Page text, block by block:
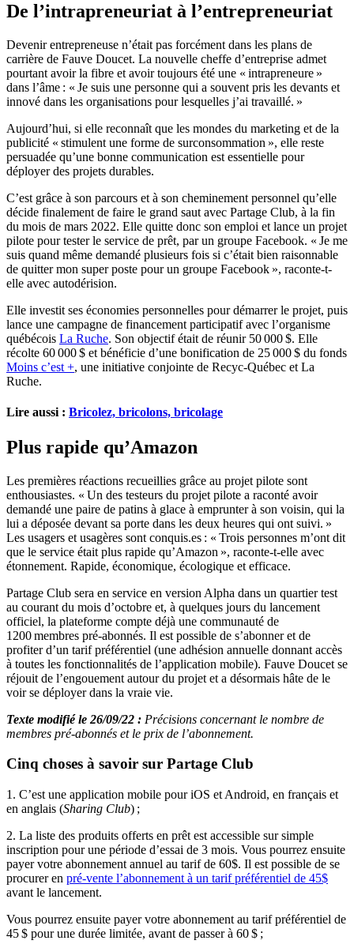
De l’intrapreneuriat à l’entrepreneuriat
Devenir entrepreneuse n’était pas forcément dans les plans de
carrière de Fauve Doucet. La nouvelle cheffe d’entreprise admet
pourtant avoir la fibre et avoir toujours été une « intrapreneure »
dans l’âme : « Je suis une personne qui a souvent pris les devants et
innové dans les organisations pour lesquelles j’ai travaillé. »
Aujourd’hui, si elle reconnaît que les mondes du marketing et de la
publicité « stimulent une forme de surconsommation », elle reste
persuadée qu’une bonne communication est essentielle pour
déployer des projets durables.
C’est grâce à son parcours et à son cheminement personnel qu’elle
décide finalement de faire le grand saut avec Partage Club, à la fin
du mois de mars 2022. Elle quitte donc son emploi et lance un projet
pilote pour tester le service de prêt, par un groupe Facebook. « Je me
suis quand même demandé plusieurs fois si c’était bien raisonnable
de quitter mon super poste pour un groupe Facebook », raconte-t-
elle avec autodérision.
Elle investit ses économies personnelles pour démarrer le projet, puis
lance une campagne de financement participatif avec l’organisme
québécois La Ruche. Son objectif était de réunir 50 000 $. Elle
récolte 60 000 $ et bénéficie d’une bonification de 25 000 $ du fonds
Moins c’est +, une initiative conjointe de Recyc-Québec et La
Ruche.
Lire aussi : Bricolez, bricolons, bricolage
Plus rapide qu’Amazon
Les premières réactions recueillies grâce au projet pilote sont
enthousiastes. « Un des testeurs du projet pilote a raconté avoir
demandé une paire de patins à glace à emprunter à son voisin, qui la
lui a déposée devant sa porte dans les deux heures qui ont suivi. »
Les usagers et usagères sont conquis.es : « Trois personnes m’ont dit
que le service était plus rapide qu’Amazon », raconte-t-elle avec
étonnement. Rapide, économique, écologique et efficace.
Partage Club sera en service en version Alpha dans un quartier test
au courant du mois d’octobre et, à quelques jours du lancement
officiel, la plateforme compte déjà une communauté de
1200 membres pré-abonnés. Il est possible de s’abonner et de
profiter d’un tarif préférentiel (une adhésion annuelle donnant accès
à toutes les fonctionnalités de l’application mobile). Fauve Doucet se
réjouit de l’engouement autour du projet et a désormais hâte de le
voir se déployer dans la vraie vie.
Texte modifié le 26/09/22 : Précisions concernant le nombre de
membres pré-abonnés et le prix de l’abonnement.
Cinq choses à savoir sur Partage Club
1. C’est une application mobile pour iOS et Android, en français et
en anglais (Sharing Club) ;
2. La liste des produits offerts en prêt est accessible sur simple
inscription pour une période d’essai de 3 mois. Vous pourrez ensuite
payer votre abonnement annuel au tarif de 60$. Il est possible de se
procurer en pré-vente l’abonnement à un tarif préférentiel de 45$
avant le lancement.
Vous pourrez ensuite payer votre abonnement au tarif préférentiel de
45 $ pour une durée limitée, avant de passer à 60 $ ;